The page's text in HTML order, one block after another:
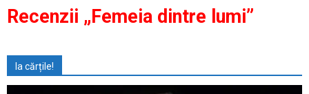
Recenzii „Femeia dintre lumi”
Ia cărțile!